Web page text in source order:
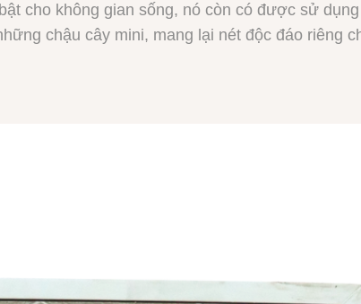
cho không gian sống, nó còn có được sử
chậu cây mini, mang lại nét độc đáo riêng